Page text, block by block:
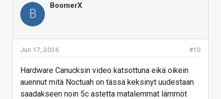
B
BoomerX
#10
Jun 17, 2026
Hardware Canucksin video katsottuna eikä oikein
auennut mitä Noctuah on tässä keksinyt uudestaan
saadakseen noin 5c astetta matalemmat lämmöt